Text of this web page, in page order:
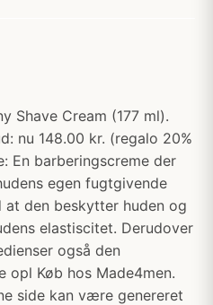
Shave Cream (177 ml).
nu 148.00 kr. (regalo 20%
En barberingscreme der
egen fugtgivende
at den beskytter huden og
elastiscitet. Derudover
også den
opl Køb hos Made4men.
side kan være genereret